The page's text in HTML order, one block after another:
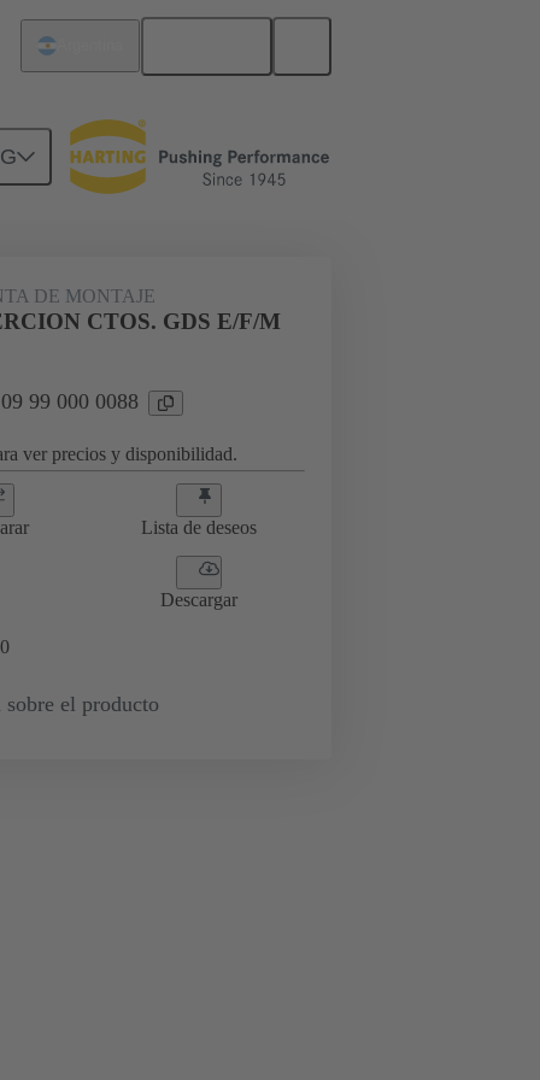
DE MONTAJE
CTOS. GDS E/F/M
99 000 0088
ver precios y disponibilidad.
Lista de deseos
Descargar
0
sobre el producto